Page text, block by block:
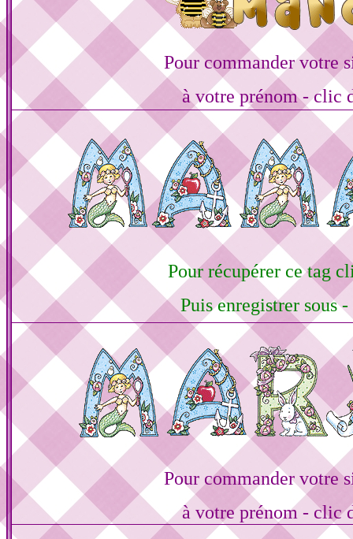
Pour commander votre
à votre prénom - clic
Pour récupérer ce tag
Puis enregistrer sous
Pour commander votre
à votre prénom - clic